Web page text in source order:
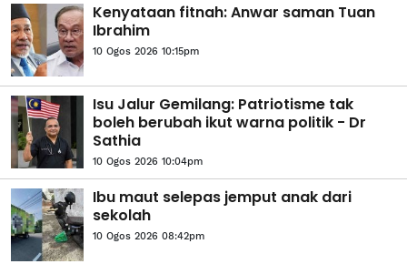
Kenyataan fitnah: Anwar saman Tuan
Ibrahim
10 Ogos 2026 10:15pm
Isu Jalur Gemilang: Patriotisme tak
boleh berubah ikut warna politik - Dr
Sathia
10 Ogos 2026 10:04pm
Ibu maut selepas jemput anak dari
sekolah
10 Ogos 2026 08:42pm